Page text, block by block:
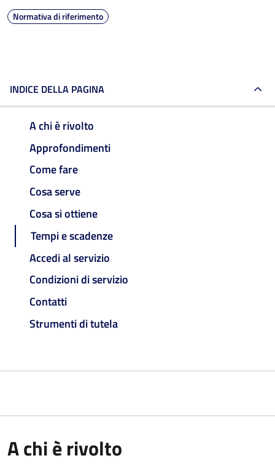
Normativa di riferimento
INDICE DELLA PAGINA
A chi è rivolto
Approfondimenti
Come fare
Cosa serve
Cosa si ottiene
Tempi e scadenze
Accedi al servizio
Condizioni di servizio
Contatti
Strumenti di tutela
A chi è rivolto